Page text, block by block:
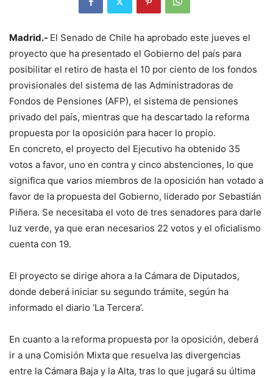
Madrid.- El Senado de Chile ha aprobado este jueves el
proyecto que ha presentado el Gobierno del país para
posibilitar el retiro de hasta el 10 por ciento de los fondos
provisionales del sistema de las Administradoras de
Fondos de Pensiones (AFP), el sistema de pensiones
privado del país, mientras que ha descartado la reforma
propuesta por la oposición para hacer lo propio.
En concreto, el proyecto del Ejecutivo ha obtenido 35
votos a favor, uno en contra y cinco abstenciones, lo que
significa que varios miembros de la oposición han votado a
favor de la propuesta del Gobierno, liderado por Sebastián
Piñera. Se necesitaba el voto de tres senadores para darle
luz verde, ya que eran necesarios 22 votos y el oficialismo
cuenta con 19.
El proyecto se dirige ahora a la Cámara de Diputados,
donde deberá iniciar su segundo trámite, según ha
informado el diario ‘La Tercera’.
En cuanto a la reforma propuesta por la oposición, deberá
ir a una Comisión Mixta que resuelva las divergencias
entre la Cámara Baja y la Alta, tras lo que jugará su última